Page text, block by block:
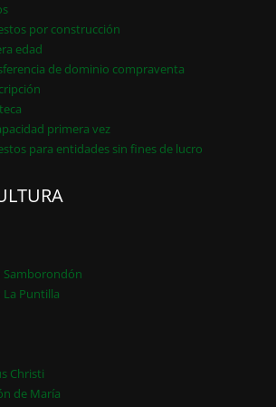
por construcción
edad
de dominio compraventa
primera vez
para entidades sin fines de lucro
Samborondón
Puntilla
Christi
de María